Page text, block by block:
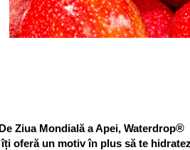
De Ziua Mondială a Apei, Waterdrop®
îți oferă un motiv în plus să te